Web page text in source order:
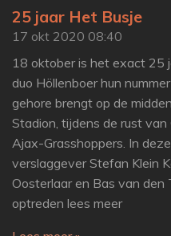
25 jaar Het Busje
17 okt 2020 08:40
18 oktober is het exact 25
duo Höllenboer hun
gehore brengt op de
Stadion, tijdens de rust
Ajax-Grasshoppers. In
verslaggever Stefan Klein
Oosterlaar en Bas van
optreden lees meer